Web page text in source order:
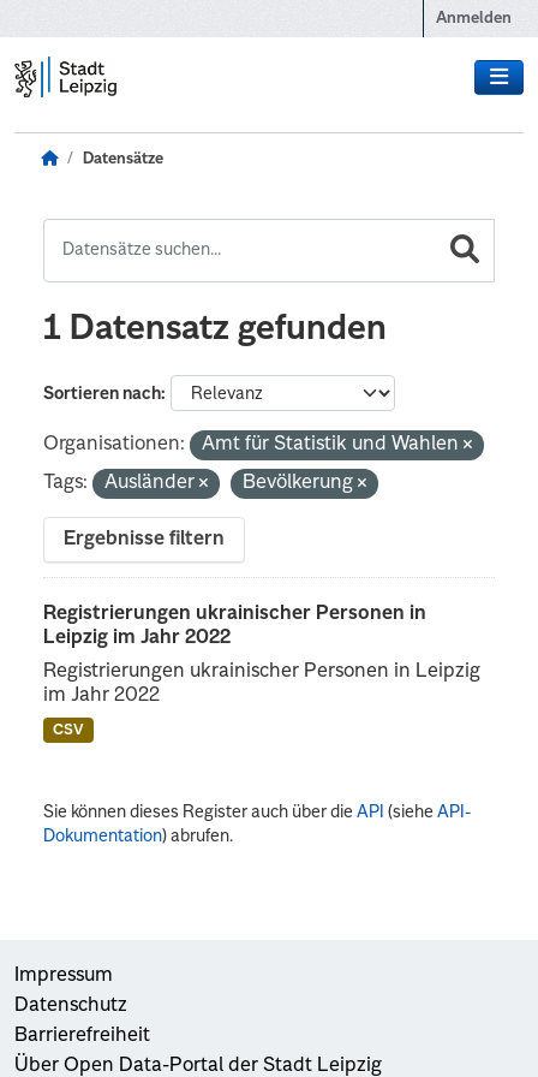
Anmelden
Datensätze
1 Datensatz gefunden
Sortieren nach
Organisationen:
Amt für Statistik und Wahlen
Tags:
Ausländer Bevölkerung
Ergebnisse filtern
Registrierungen ukrainischer Personen in
Leipzig im Jahr 2022
Registrierungen ukrainischer Personen in Leipzig
im Jahr 2022
CSV
Sie können dieses Register auch über dieAPI (sieheAPI-
Dokumentation) abrufen.
Impressum
Datenschutz
Barrierefreiheit
Über Open Data-Portal der Stadt Leipzig